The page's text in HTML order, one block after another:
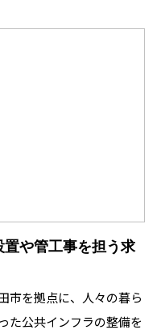
や管工事を担う求
市を拠点に、人々の暮ら
た公共インフラの整備を